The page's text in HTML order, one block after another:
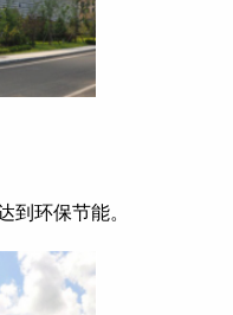
到环保节能。